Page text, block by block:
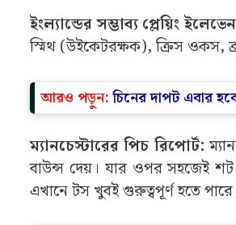
ইংল্যান্ডের সম্ভাব্য প্লেয়িং
স্মিথ (উইকেটরক্ষক), ক্রিস ওকস,
আরও পড়ুন:চিনের দাপট এবার
ম্যানচেস্টারের পিচ রিপোর্ট:
বাউন্স দেয়। যার ওপর সহজেই
এখানে টস খুবই গুরুত্বপূর্ণ হতে